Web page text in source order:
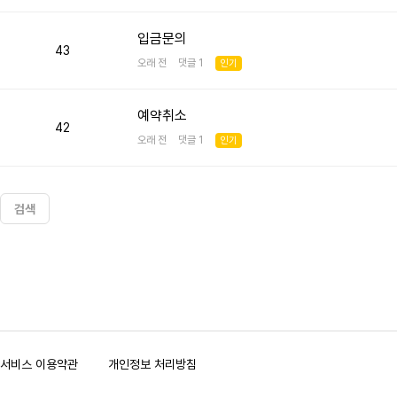
43
입금문의
오래 전 댓글 1 인기
42
예약취소
오래 전 댓글 1 인기
검색
서비스 이용약관 개인정보 처리방침